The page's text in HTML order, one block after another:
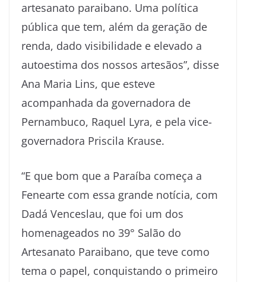
artesanato paraibano. Uma política
pública que tem, além da geração de
renda, dado visibilidade e elevado a
autoestima dos nossos artesãos”, disse
Ana Maria Lins, que esteve
acompanhada da governadora de
Pernambuco, Raquel Lyra, e pela vice-
governadora Priscila Krause.
“E que bom que a Paraíba começa a
Fenearte com essa grande notícia, com
Dadá Venceslau, que foi um dos
homenageados no 39° Salão do
Artesanato Paraibano, que teve como
tema o papel, conquistando o primeiro